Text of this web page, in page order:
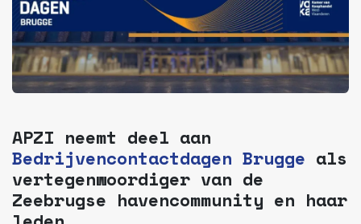
APZI neemt deel aan
Bedrijvencontactdagen Brugge als
vertegenwoordiger van de
Zeebrugse havencommunity en haar